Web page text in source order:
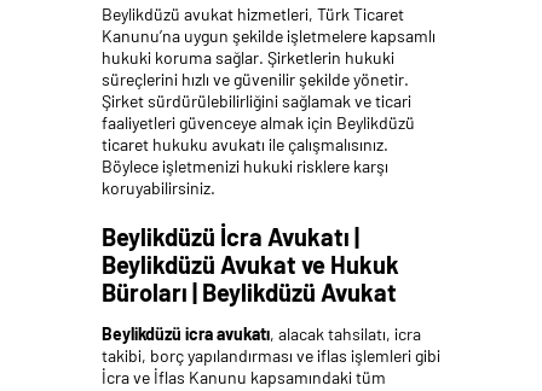
Beylikdüzü avukat hizmetleri, Türk Ticaret
Kanunu’na uygun şekilde işletmelere kapsamlı
hukuki koruma sağlar. Şirketlerin hukuki
süreçlerini hızlı ve güvenilir şekilde yönetir.
Şirket sürdürülebilirliğini sağlamak ve ticari
faaliyetleri güvenceye almak için Beylikdüzü
ticaret hukuku avukatı ile çalışmalısınız.
Böylece işletmenizi hukuki risklere karşı
koruyabilirsiniz.
Beylikdüzü İcra Avukatı |
Beylikdüzü Avukat ve Hukuk
Büroları | Beylikdüzü Avukat
Beylikdüzü icra avukatı, alacak tahsilatı, icra
takibi, borç yapılandırması ve iflas işlemleri gibi
İcra ve İflas Kanunu kapsamındaki tüm